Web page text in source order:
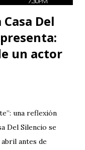
Del
un actor
una reflexión
Del Silencio se
abril antes de